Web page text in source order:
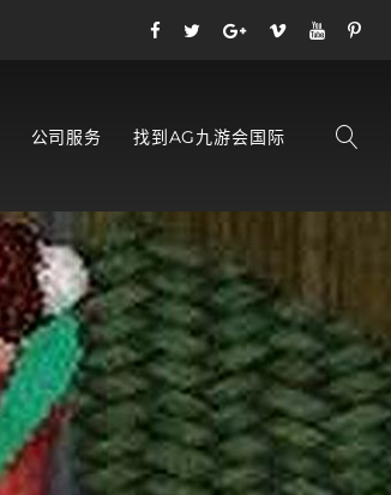
公司服务 找到AG九游会国际